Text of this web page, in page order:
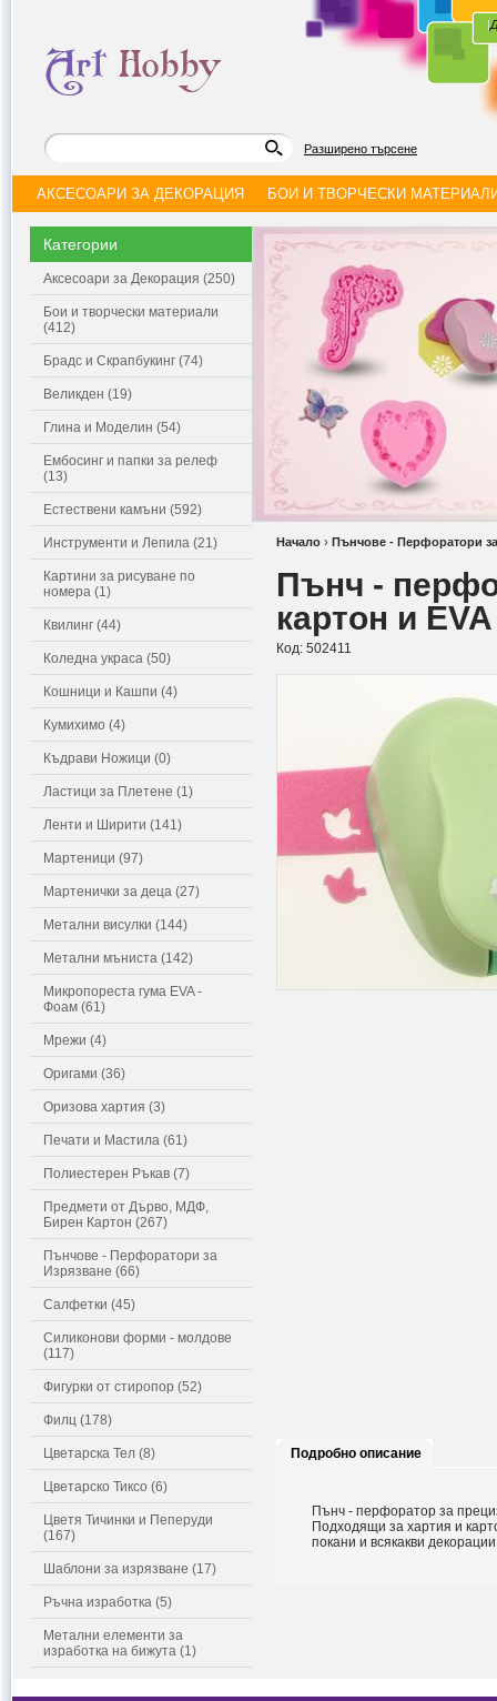
|
Разширено търсене
АКСЕСОАРИ ЗА ДЕКОРАЦИЯ БОИ И ТВОРЧЕСКИ
Категории
Аксесоари за Декорация (250)
Бои и творчески материали
(412)
Брадс и Скрапбукинг (74)
Великден (19)
Глина и Моделин (54)
Ембосинг и папки за релеф
(13)
Естествени камъни (592)
Инструменти и Лепила (21)
Картини за рисуване по
номера (1)
Квилинг (44)
Коледна украса (50)
Кошници и Кашпи (4)
Кумихимо (4)
Къдрави Ножици (0)
Ластици за Плетене (1)
Ленти и Ширити (141)
Мартеници (97)
Мартенички за деца (27)
Метални висулки (144)
Метални мъниста (142)
Микропореста гума EVA -
Фоам (61)
Мрежи (4)
Оригами (36)
Оризова хартия (3)
Печати и Мастила (61)
Полиестерен Ръкав (7)
Предмети от Дърво, МДФ,
Бирен Картон (267)
Пънчове - Перфоратори за
Изрязване (66)
Салфетки (45)
Силиконови форми - молдове
(117)
Фигурки от стиропор (52)
Филц (178)
Цветарска Тел (8)
Цветарско Тиксо (6)
Цветя Тичинки и Пеперуди
(167)
Шаблони за изрязване (17)
Ръчна изработка (5)
Метални елементи за
изработка на бижута (1)
Начало › Пънчове - Перфоратори
Пънч -
картон и
Код: 502411
Подробно описание
Пънч - перфоратор за
Подходящи за хартия и
покани и всякакви